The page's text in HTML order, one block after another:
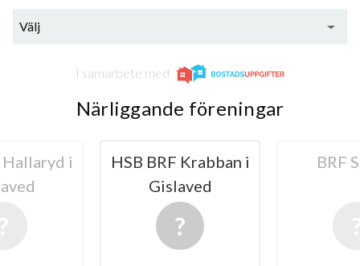
Välj
I samarbete med
Närliggande föreningar
Hallaryd i
HSB BRF Krabban i
Gislaved
BRF